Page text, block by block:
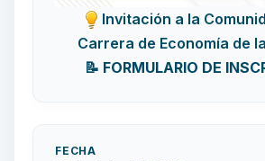
Invitación a la
Carrera de Economía de la
📝 FORMULARIO DE
FECHA